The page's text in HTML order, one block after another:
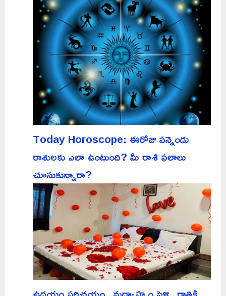
Today Horoscope: ఈరోజు పన్నెండు
రాశులకు ఎలా ఉంటుంది? మీ రాశి ఫలాలు
చూసుకున్నారా?